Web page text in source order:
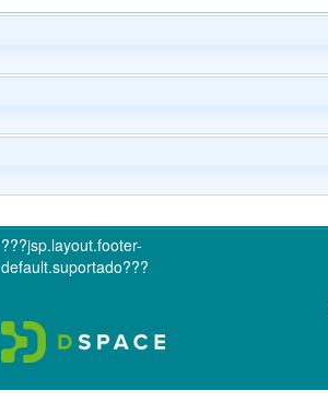
???jsp.layout.footer-
default.suportado???